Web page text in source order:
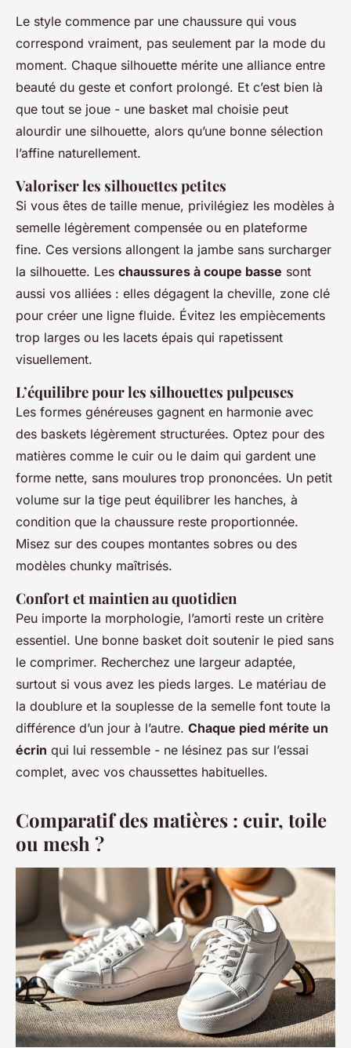
Le style commence par une chaussure qui vous
correspond vraiment, pas seulement par la mode du
moment. Chaque silhouette mérite une alliance entre
beauté du geste et confort prolongé. Et c’est bien là
que tout se joue - une basket mal choisie peut
alourdir une silhouette, alors qu’une bonne sélection
l’affine naturellement.
Valoriser les silhouettes petites
Si vous êtes de taille menue, privilégiez les modèles à
semelle légèrement compensée ou en plateforme
fine. Ces versions allongent la jambe sans surcharger
la silhouette. Les chaussures à coupe basse sont
aussi vos alliées : elles dégagent la cheville, zone clé
pour créer une ligne fluide. Évitez les empiècements
trop larges ou les lacets épais qui rapetissent
visuellement.
L’équilibre pour les silhouettes pulpeuses
Les formes généreuses gagnent en harmonie avec
des baskets légèrement structurées. Optez pour des
matières comme le cuir ou le daim qui gardent une
forme nette, sans moulures trop prononcées. Un petit
volume sur la tige peut équilibrer les hanches, à
condition que la chaussure reste proportionnée.
Misez sur des coupes montantes sobres ou des
modèles chunky maîtrisés.
Confort et maintien au quotidien
Peu importe la morphologie, l’amorti reste un critère
essentiel. Une bonne basket doit soutenir le pied sans
le comprimer. Recherchez une largeur adaptée,
surtout si vous avez les pieds larges. Le matériau de
la doublure et la souplesse de la semelle font toute la
différence d’un jour à l’autre. Chaque pied mérite un
écrin qui lui ressemble - ne lésinez pas sur l’essai
complet, avec vos chaussettes habituelles.
Comparatif des matières : cuir, toile
ou mesh ?